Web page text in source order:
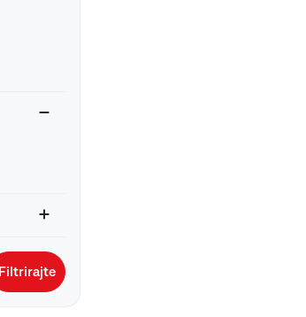
Filtrirajte